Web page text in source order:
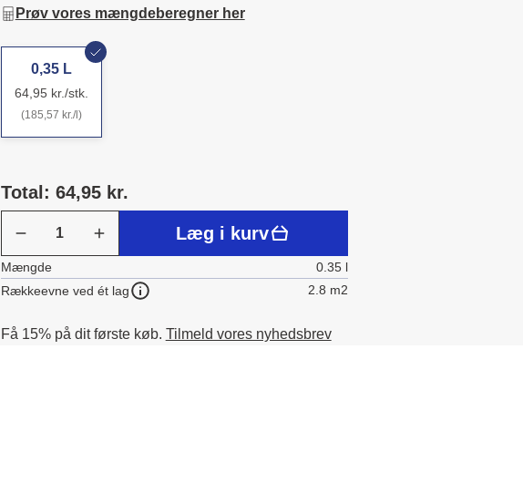
Prøv vores mængdeberegner her
0,35 L
64,95 kr./stk.
(185,57 kr./l)
Total: 64,95 kr.
Læg i kurv
Mængde
0.35 l
Rækkeevne ved ét lag
2.8 m2
Få 15% på dit første køb. Tilmeld vores nyhedsbrev